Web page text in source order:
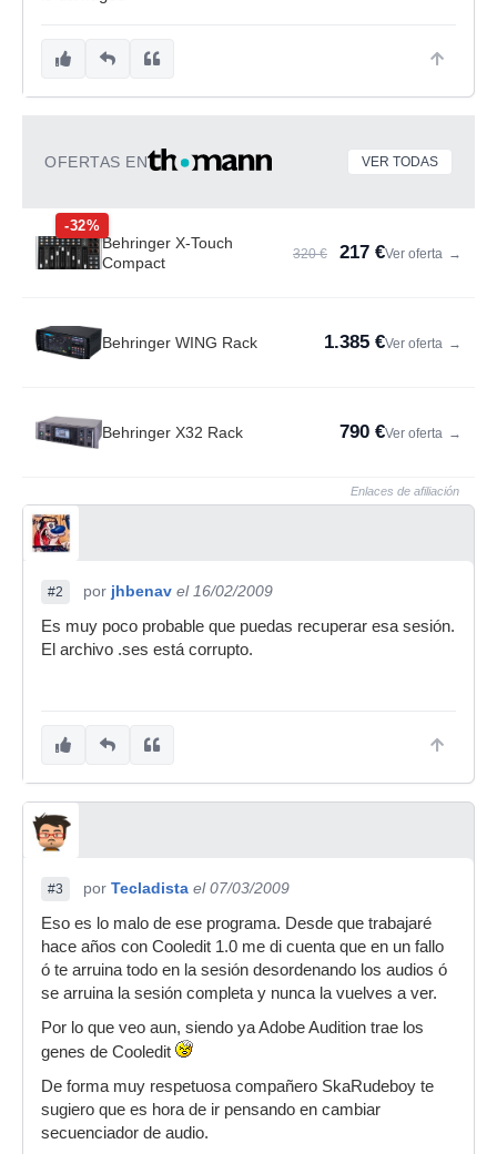
OFERTAS EN VER TODAS
-32%
Behringer X-Touch
Compact
320 € 217 €Ver oferta →
Behringer WING Rack 1.385 €Ver oferta →
Behringer X32 Rack 790 €Ver oferta →
Enlaces de afiliación
#2 por jhbenav el 16/02/2009
Es muy poco probable que puedas recuperar esa sesión.
El archivo .ses está corrupto.
#3 por Tecladista el 07/03/2009
Eso es lo malo de ese programa. Desde que trabajaré
hace años con Cooledit 1.0 me di cuenta que en un fallo
ó te arruina todo en la sesión desordenando los audios ó
se arruina la sesión completa y nunca la vuelves a ver.
Por lo que veo aun, siendo ya Adobe Audition trae los
genes de Cooledit
De forma muy respetuosa compañero SkaRudeboy te
sugiero que es hora de ir pensando en cambiar
secuenciador de audio.